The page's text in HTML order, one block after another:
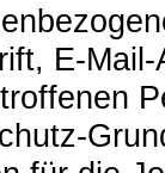
E-